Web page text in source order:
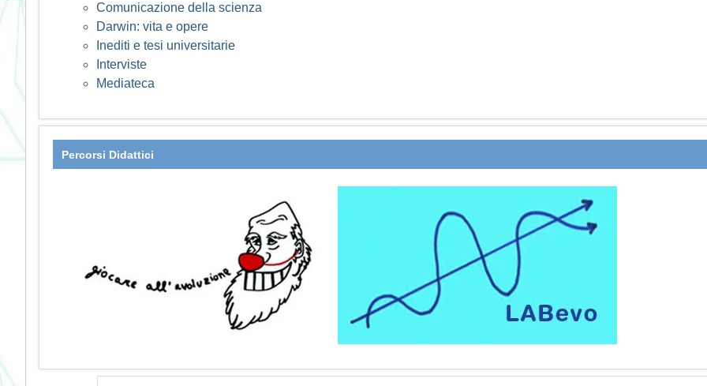
Comunicazione della scienza
Darwin: vita e opere
Inediti e tesi universitarie
Interviste
Mediateca
Percorsi Didattici